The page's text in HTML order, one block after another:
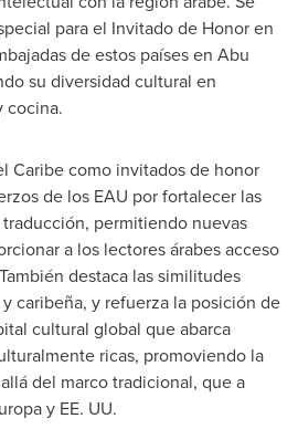
para el Invitado de Honor en
de estos países en Abu
su diversidad cultural en
cocina.
Caribe como invitados de honor
de los EAU por fortalecer las
permitiendo nuevas
a los lectores árabes acceso
destaca las similitudes
caribeña, y refuerza la posición de
cultural global que abarca
ricas, promoviendo la
del marco tradicional, que a
y EE. UU.